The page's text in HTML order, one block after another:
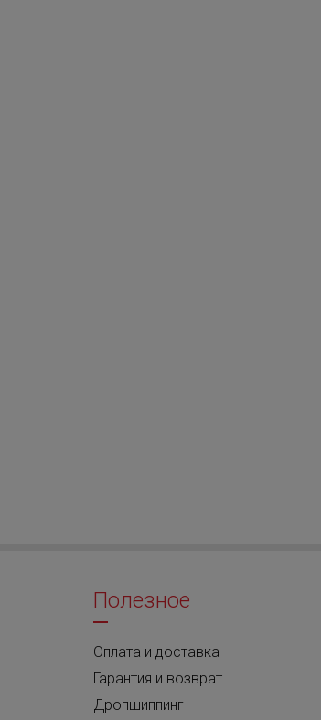
Полезное
Оплата и доставка
Гарантия и возврат
Дропшиппинг